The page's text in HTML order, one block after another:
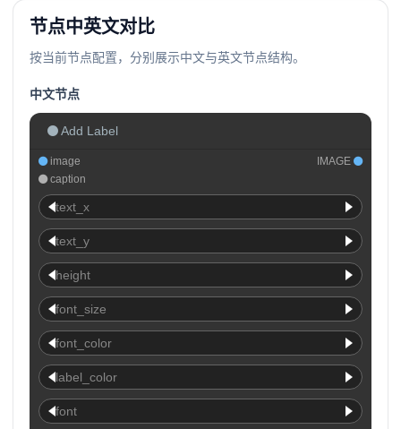
节点中英文对比
按当前节点配置，分别展示中文与英文节点结构。
中文节点
Add Label
image
caption
IMAGE
text_x
text_y
height
font_size
font_color
label_color
font